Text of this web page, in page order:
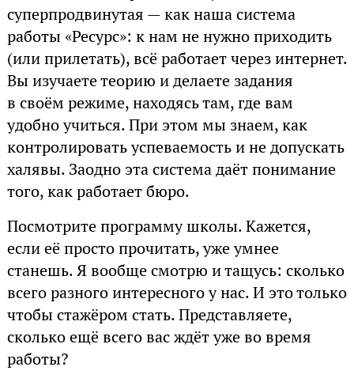
суперпродвинутая — как наша система
работы «Ресурс»: к нам не нужно приходить
(или прилетать), всё работает через интернет.
Вы изучаете теорию и делаете задания
в своём режиме, находясь там, где вам
удобно учиться. При этом мы знаем, как
контролировать успеваемость и не допускать
халявы. Заодно эта система даёт понимание
того, как работает бюро.
Посмотрите программу школы. Кажется,
если её просто прочитать, уже умнее
станешь. Я вообще смотрю и тащусь: сколько
всего разного интересного у нас. И это только
чтобы стажёром стать. Представляете,
сколько ещё всего вас ждёт уже во время
работы?